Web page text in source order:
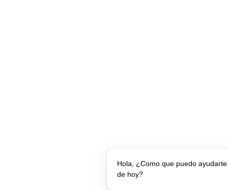
Hola, ¿Como que puedo
de hoy?